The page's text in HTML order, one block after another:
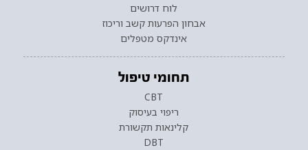
לוח דרושים
אבחון הפרעות קשב וריכוז
אינדקס מטפלים
תחומי טיפול
CBT
ריפוי בעיסוק
קלינאות תקשורת
DBT